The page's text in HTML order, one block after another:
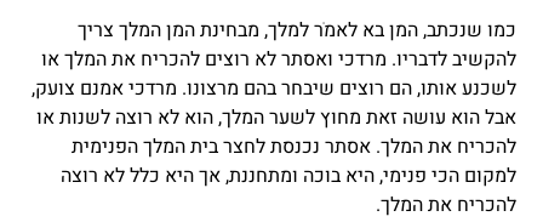
כמו שנכתב, המן בא לאמֹר למלך, מבחינת המן המלך צריך
להקשיב לדבריו. מרדכי ואסתר לא רוצים להכריח את המלך או
לשכנע אותו, הם רוצים שיבחר בהם מרצונו. מרדכי אמנם צועק,
אבל הוא עושה זאת מחוץ לשער המלך, הוא לא רוצה לשנות או
להכריח את המלך. אסתר נכנסת לחצר בית המלך הפנימית
למקום הכי פנימי, היא בוכה ומתחננת, אך היא כלל לא רוצה
להכריח את המלך.